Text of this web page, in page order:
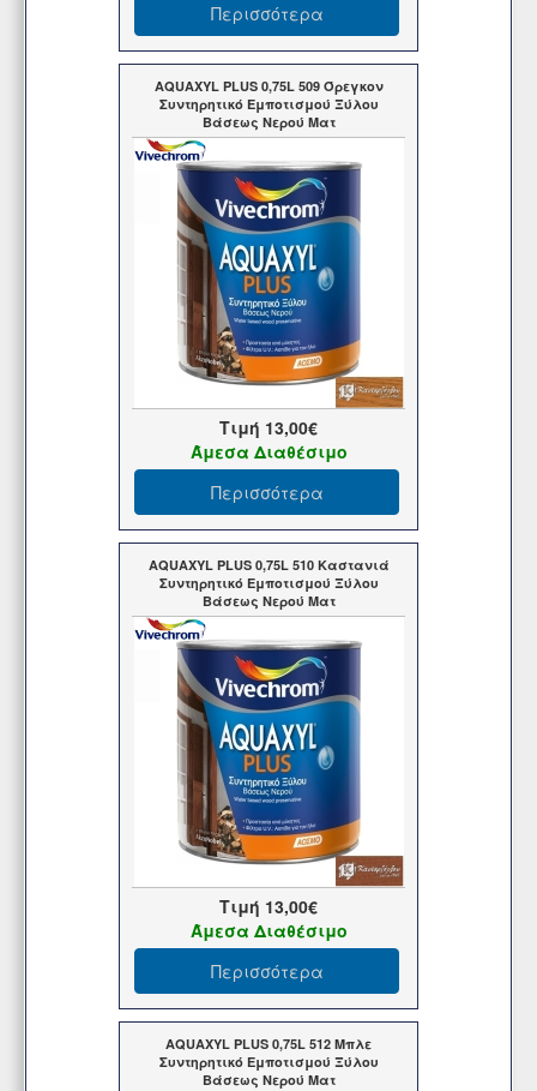
Περισσότερα
AQUAXYL PLUS 0,75L 509 Όρεγκον
Συντηρητικό Εμποτισμού Ξύλου
Βάσεως Νερού Ματ
Τιμή 13,00€
Άμεσα Διαθέσιμο
Περισσότερα
AQUAXYL PLUS 0,75L 510 Καστανιά
Συντηρητικό Εμποτισμού Ξύλου
Βάσεως Νερού Ματ
Τιμή 13,00€
Άμεσα Διαθέσιμο
Περισσότερα
AQUAXYL PLUS 0,75L 512 Μπλε
Συντηρητικό Εμποτισμού Ξύλου
Βάσεως Νερού Ματ